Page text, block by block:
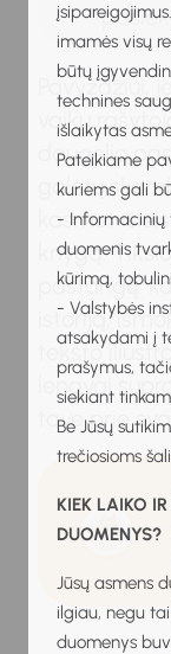
imamės visų
būtų
technines
išlaikytas
Pateikiame
kuriems gali
- Informacinių
duomenis
kūrimą,
- Valstybės
atsakydami į
prašymus,
siekiant
Be Jūsų
trečiosioms
KIEK LAIKO
DUOMENYS?
Jūsų asmens
ilgiau, negu
duomenys
Pavyzdžiui,
vaikų
daugelio
galėtų
kasmet
knygą.
pastangų:
istoriją,
teksto
lengvai
tave prie